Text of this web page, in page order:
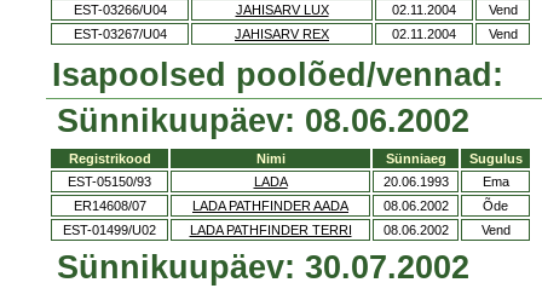
EST-03266/U04
JAHISARV LUX 02.11.2004
Vend
EST-03267/U04
JAHISARV REX 02.11.2004 Vend
Isapoolsed poolõed/vennad:
Sünnikuupäev: 08.06.2002
Registrikood Nimi Sünniaeg
Sugulus
EST-05150/93
LADA 20.06.1993
Ema
ER14608/07
LADA PATHFINDER AADA 08.06.2002
Õde
EST-01499/U02
LADA PATHFINDER TERRI 08.06.2002 Vend
Sünnikuupäev: 30.07.2002